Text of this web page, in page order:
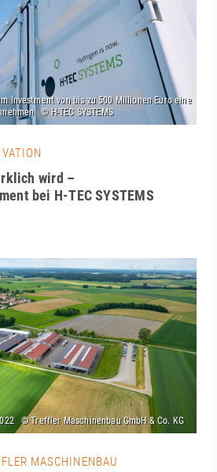
wird –
bei H-TEC SYSTEMS
MASCHINENBAU